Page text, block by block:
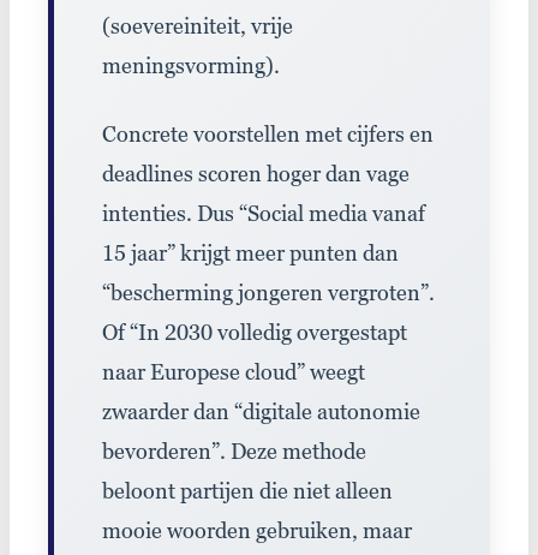
(soevereiniteit, vrije
meningsvorming).
Concretevoorstellen met cijfers en
deadlines scoren hoger dan vage
intenties. Dus “Social media vanaf
15 jaar”krijgt meer punten dan
“bescherming jongeren vergroten”.
Of“In 2030 volledig overgestapt
naar Europese cloud”weegt
zwaarder dan “digitale autonomie
bevorderen”. Dezemethode
beloont partijen die niet alleen
mooie woorden gebruiken, maar